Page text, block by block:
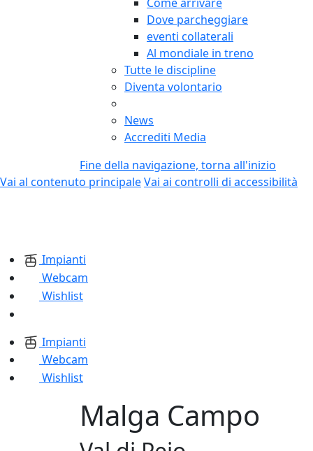
Dove parcheggiare
eventi collaterali
Al mondiale in treno
Tutte le discipline
Diventa volontario
News
Accrediti Media
Fine della navigazione, torna all'inizio
Vai al contenuto principaleVai ai controlli di accessibilità
Impianti
Webcam
Wishlist
Impianti
Webcam
Wishlist
Malga Campo